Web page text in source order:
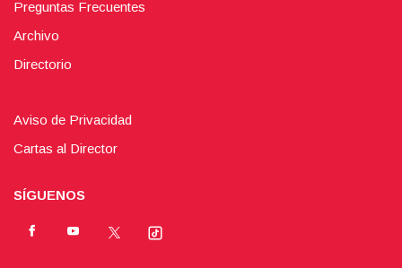
Preguntas Frecuentes
Archivo
Directorio
Aviso de Privacidad
Cartas al Director
SÍGUENOS